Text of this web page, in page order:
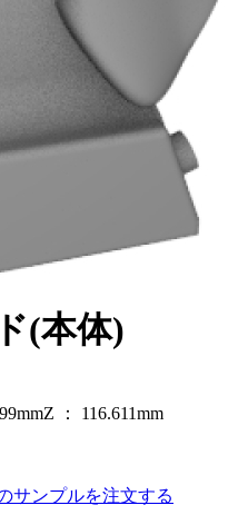
(本体)
mmZ ： 116.611mm
サンプルを注文する